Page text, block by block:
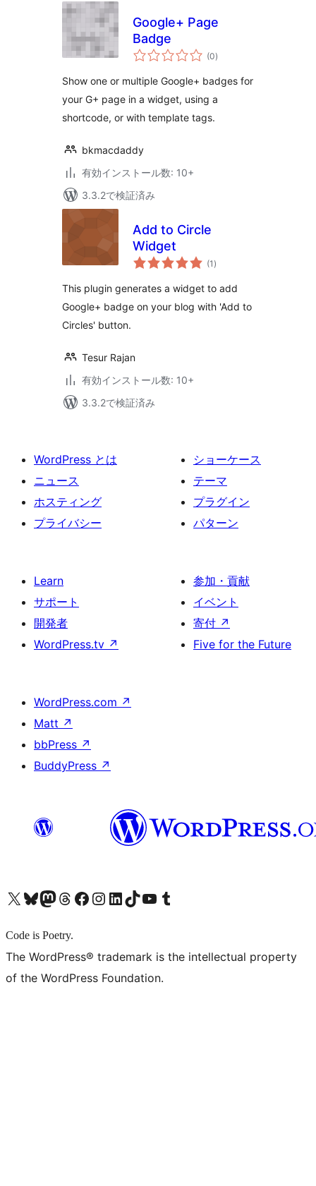
Google+ Page
Badge
(0個
の
価
)
Show one or multiple Google+ badges for
your G+ page in a widget, using a
shortcode, or with template tags.
bkmacdaddy
有効インストール数: 10+
3.3.2で検証済み
Add to Circle
Widget
(1 個
の
価
)
This plugin generates a widget to add
Google+ badge on your blog with 'Add to
Circles' button.
Tesur Rajan
有効インストール数: 10+
3.3.2で検証済み
WordPress とは
ニュース
ホスティング
プライバシー
ショーケース
テーマ
プラグイン
パターン
Learn
サポート
開発者
WordPress.tv ↗
参加・貢献
イベント
寄付 ↗
Five for the Future
WordPress.com ↗
Matt ↗
bbPress ↗
BuddyPress ↗
X (旧 Twitter) アカウントへBluesky アカウントへMastodon アカウントへThreads アカウントへ Facebook ページへInstagram アカウントへ LinkedIn アカウントへTikTok アカウントへYouTube チャンネルへ Tumblr アカウントへ
Code is Poetry.
The WordPress® trademark is the intellectual property
of the WordPress Foundation.